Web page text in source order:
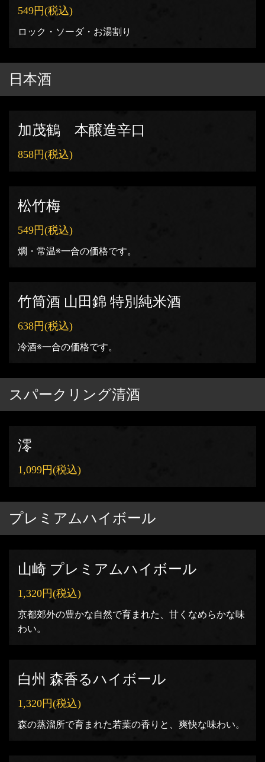
549円(税込)
ロック・ソーダ・お湯割り
日本酒
加茂鶴 本醸造辛口
858円(税込)
松竹梅
549円(税込)
燗・常温※一合の価格です。
竹筒酒 山田錦 特別純米酒
638円(税込)
冷酒※一合の価格です。
スパークリング清酒
澪
1,099円(税込)
プレミアムハイボール
山崎 プレミアムハイボール
1,320円(税込)
京都郊外の豊かな自然で育まれた、甘くなめらかな味
わい。
白州 森香るハイボール
1,320円(税込)
森の蒸溜所で育まれた若葉の香りと、爽快な味わい。